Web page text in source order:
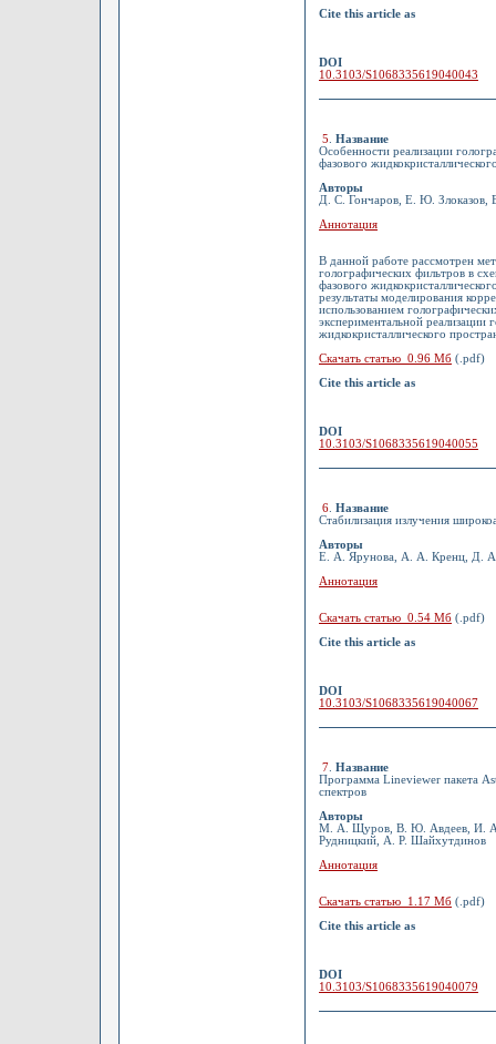
Cite this article as
DOI
10.3103/S1068335619040043
5
Название
Особенности реализации
фазового
Авторы
Д. С. Гончаров, Е. Ю. Злоказов,
Аннотация
В данной работе рассмотрен
голографических фильтров в
фазового
результаты моделирования
использованием
экспериментальной
жидкокристаллического
Скачать статью 0.96 Мб (.pdf)
Cite this article as
DOI
10.3103/S1068335619040055
6 Название
Стабилизация излучения
Авторы
Е. А. Ярунова, А. А. Кренц, Д.
Аннотация
Скачать статью 0.54 Мб (.pdf)
Cite this article as
DOI
10.3103/S1068335619040067
7 Название
Программа Lineviewer пакета
спектров
Авторы
М. А. Щуров, В. Ю. Авдеев, И. А.
Рудницкий, А. Р. Шайхутдинов
Аннотация
Скачать статью 1.17 Мб (.pdf)
Cite this article as
DOI
10.3103/S1068335619040079